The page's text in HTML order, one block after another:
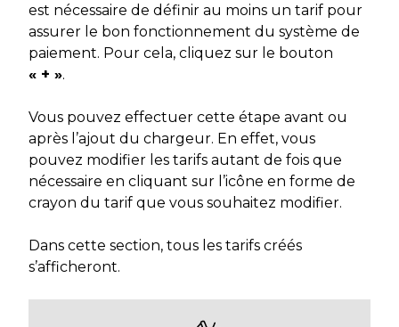
est nécessaire de définir au moins un tarif pour
assurer le bon fonctionnement du système de
paiement. Pour cela, cliquez sur le bouton
« + ».
Vous pouvez effectuer cette étape avant ou
après l’ajout du chargeur. En effet, vous
pouvez modifier les tarifs autant de fois que
nécessaire en cliquant sur l’icône en forme de
crayon du tarif que vous souhaitez modifier.
Dans cette section, tous les tarifs créés
s’afficheront.